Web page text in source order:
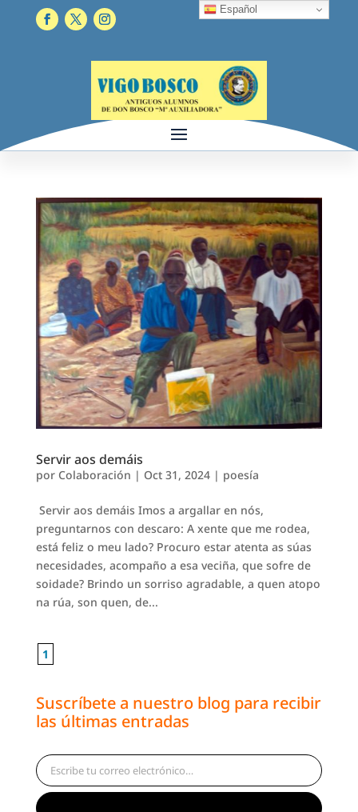
Servir aos demáis
por Colaboración | Oct 31, 2024| poesía
Servir aos demáis Imos a argallar en nós,
preguntarnos con descaro: A xente que me rodea,
está feliz o meu lado? Procuro estar atenta as súas
necesidades, acompaño a esa veciña, que sofre de
soidade? Brindo un sorriso agradable, a quen atopo
na rúa, son quen, de...
1
Suscríbete a nuestro blog para recibir
las últimas entradas
Escribe tu correo electrónico…
Español